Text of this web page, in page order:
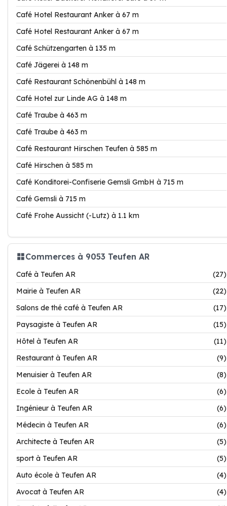
Café Hotel Restaurant Anker à 67 m
Café Hotel Restaurant Anker à 67 m
Café Schützengarten à 135 m
Café Jägerei à 148 m
Café Restaurant Schönenbühl à 148 m
Café Hotel zur Linde AG à 148 m
Café Traube à 463 m
Café Traube à 463 m
Café Restaurant Hirschen Teufen à 585 m
Café Hirschen à 585 m
Café Konditorei-Confiserie Gemsli GmbH à 715 m
Café Gemsli à 715 m
Café Frohe Aussicht (-Lutz) à 1.1 km
Commerces à 9053 Teufen AR
Café à Teufen AR
(27)
Mairie à Teufen AR
(22)
Salons de thé café à Teufen AR
(17)
Paysagiste à Teufen AR
(15)
Hôtel à Teufen AR
(11)
Restaurant à Teufen AR
(9)
Menuisier à Teufen AR
(8)
Ecole à Teufen AR
(6)
Ingénieur à Teufen AR
(6)
Médecin à Teufen AR
(6)
Architecte à Teufen AR
(5)
sport à Teufen AR
(5)
Auto école à Teufen AR
(4)
Avocat à Teufen AR
(4)